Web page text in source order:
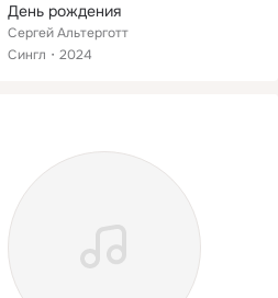
День рождения
Сергей Альтерготт
Сингл
2024